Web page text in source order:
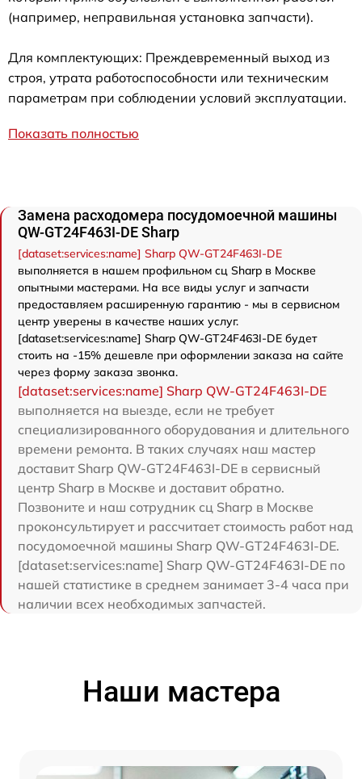
(например, неправильная установка запчасти).
Для комплектующих: Преждевременный выход из
строя, утрата работоспособности или техническим
параметрам при соблюдении условий эксплуатации.
Показать полностью
Замена расходомера посудомоечной машины
QW-GT24F463I-DE Sharp
[dataset:services:name] Sharp QW-GT24F463I-DE
выполняется в нашем профильном сц Sharp в Москве
опытными мастерами. На все виды услуг и запчасти
предоставляем расширенную гарантию - мы в сервисном
центр уверены в качестве наших услуг.
[dataset:services:name] Sharp QW-GT24F463I-DE будет
стоить на -15% дешевле при оформлении заказа на сайте
через форму заказа звонка.
[dataset:services:name] Sharp QW-GT24F463I-DE
выполняется на выезде, если не требует
специализированного оборудования и длительного
времени ремонта. В таких случаях наш мастер
доставит Sharp QW-GT24F463I-DE в сервисный
центр Sharp в Москве и доставит обратно.
Позвоните и наш сотрудник сц Sharp в Москве
проконсультирует и рассчитает стоимость работ над
посудомоечной машины Sharp QW-GT24F463I-DE.
[dataset:services:name] Sharp QW-GT24F463I-DE по
нашей статистике в среднем занимает 3-4 часа при
наличии всех необходимых запчастей.
Наши мастера